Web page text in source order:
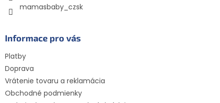
mamasbaby_czsk
Informace pro vás
Platby
Doprava
Vrátenie tovaru a reklamácia
Obchodné podmienky